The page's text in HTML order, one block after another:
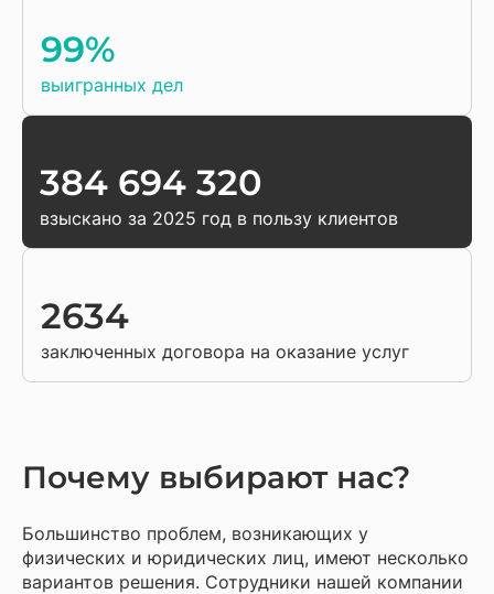
99%
выигранных дел
384 694 320
взыскано за 2025 год в пользу клиентов
2634
заключенных договора на оказание услуг
Почему выбирают нас?
Большинство проблем, возникающих у
физических и юридических лиц, имеют несколько
вариантов решения. Сотрудники нашей компании